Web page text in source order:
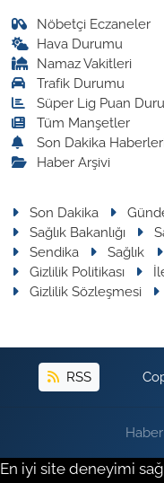
Nöbetçi Eczaneler
Hava Durumu
Namaz Vakitleri
Trafik Durumu
Süper Lig Puan
Tüm Manşetler
Son Dakika
Haber Arşivi
Son Dakika
Sağlık Bakanlığı
Sendika
Sağlık
Gizlilik Politikası
Gizlilik Sözleşmesi
RSS
Haber
En iyi site deneyimi